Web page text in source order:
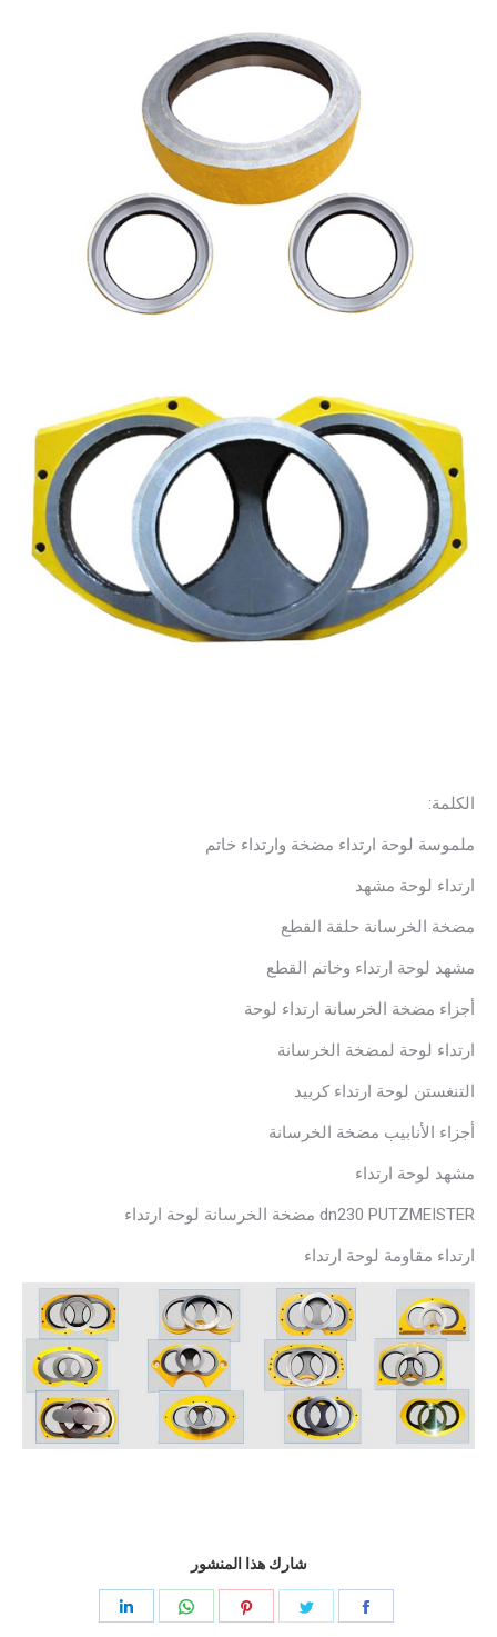
الكلمة:
ملموسة لوحة ارتداء مضخة وارتداء خاتم
ارتداء لوحة مشهد
مضخة الخرسانة حلقة القطع
مشهد لوحة ارتداء وخاتم القطع
أجزاء مضخة الخرسانة ارتداء لوحة
ارتداء لوحة لمضخة الخرسانة
التنغستن لوحة ارتداء كربيد
أجزاء الأنابيب مضخة الخرسانة
مشهد لوحة ارتداء
dn230 PUTZMEISTER مضخة الخرسانة لوحة ارتداء
ارتداء مقاومة لوحة ارتداء
شارك هذا المنشور
مشاركه مشاركه
مشاركه مشاركه